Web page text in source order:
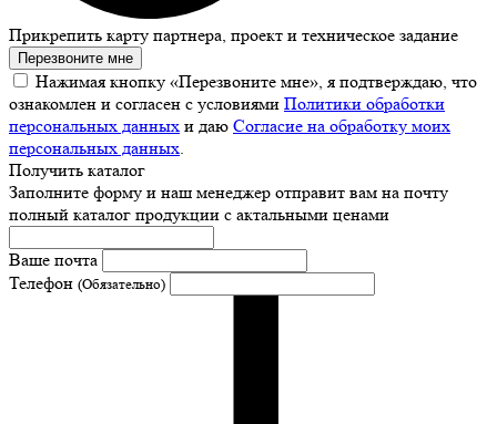
Прикрепить карту партнера, проект и техническое задание
Перезвоните мне
Нажимая кнопку «Перезвоните мне», я подтверждаю, что
ознакомлен и согласен с условиями Политики обработки
персональных данных и даю Согласие на обработку моих
персональных данных.
Получить каталог
Заполните форму и наш менеджер отправит вам на почту
полный каталог продукции с актальными ценами
Ваше почта
Телефон (Обязательно)